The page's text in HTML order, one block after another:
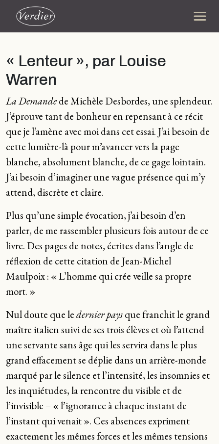
« Lenteur », par Louise
Warren
La Demandede Michèle Desbordes, une splendeur.
J’éprouve tant de bonheur en repensant à ce récit
que je l’amène avec moi dans cet essai. J’ai besoin de
cette lumière-là pour m’avancer vers la page
blanche, absolument blanche, de ce gage lointain.
J’ai besoin d’imaginer une vague présence qui m’y
attend, discrète et claire.
Plus qu’une simple évocation, j’ai besoin d’en
parler, de me rassembler plusieurs fois autour de ce
livre. Des pages de notes, écrites dans l’angle de
réflexion de cette citation de Jean-Michel
Maulpoix : « L’homme qui crée veille sa propre
mort. »
Nul doute que ledernier paysque franchit le grand
maître italien suivi de ses trois élèves et où l’attend
une servante sans âge qui les servira dans le plus
grand effacement se déplie dans un arrière-monde
marqué par le silence et l’intensité, les insomnies et
les inquiétudes, la rencontre du visible et de
l’invisible – « l’ignorance à chaque instant de
l’instant qui venait ». Ces absences expriment
exactement les mêmes forces et les mêmes tensions